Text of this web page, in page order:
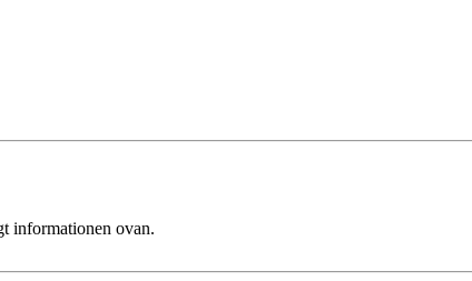
informationen ovan.